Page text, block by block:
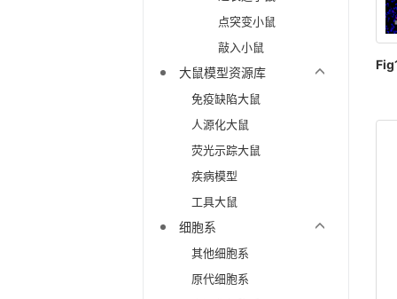
点突变小鼠
敲入小鼠
大鼠模型资源库
免疫缺陷大鼠
人源化大鼠
荧光示踪大鼠
疾病模型
工具大鼠
细胞系
其他细胞系
原代细胞系